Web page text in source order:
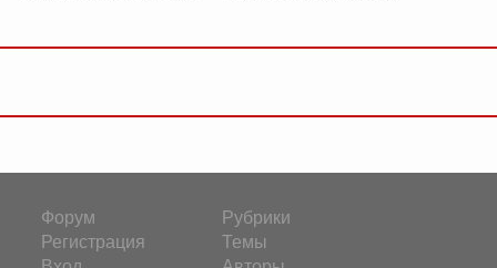
Форум
Регистрация
Рубрики
Темы